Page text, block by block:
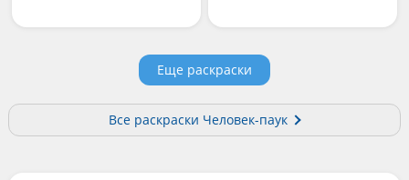
Еще раскраски
Все раскраски Человек-паук